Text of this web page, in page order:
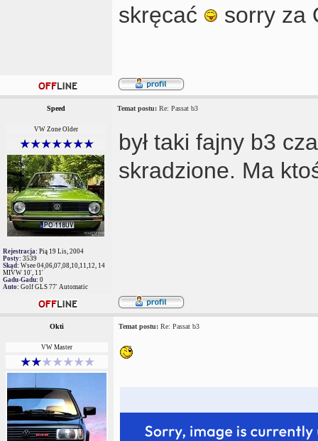
skręcać
sorry za
Speed Temat postu: Re: Passat b3
VW Zone Older
Rejestracja: Pią 19 Lis, 2004
Posty: 3539
Skąd: Wsee 04,06,07,08,10,11,12, 14
MIVW 10', 11'
Gadu-Gadu: 0
Auto: Golf GLS 77' Automatic
był taki fajny b3
skradzione. Ma
Okti Temat postu: Re: Passat b3
VW Master